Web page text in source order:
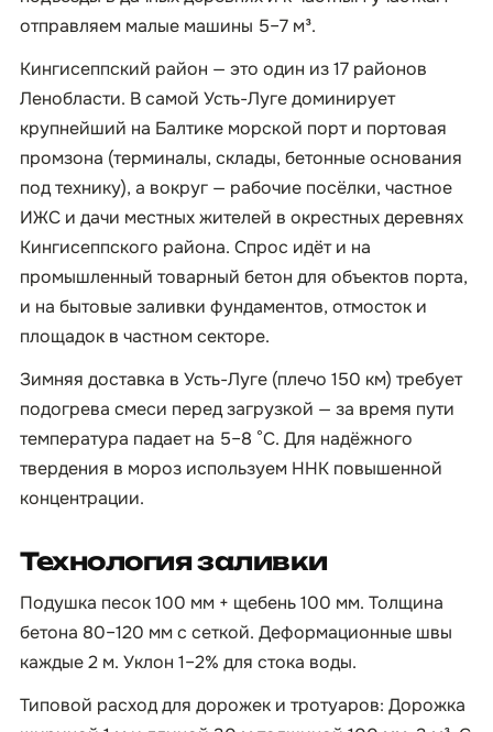
отправляем малые машины 5–7 м³.
Кингисеппский район — это один из 17 районов
Ленобласти. В самой Усть-Луге доминирует
крупнейший на Балтике морской порт и портовая
промзона (терминалы, склады, бетонные основания
под технику), а вокруг — рабочие посёлки, частное
ИЖС и дачи местных жителей в окрестных деревнях
Кингисеппского района. Спрос идёт и на
промышленный товарный бетон для объектов порта,
и на бытовые заливки фундаментов, отмосток и
площадок в частном секторе.
Зимняя доставка в Усть-Луге (плечо 150 км) требует
подогрева смеси перед загрузкой — за время пути
температура падает на 5–8 °C. Для надёжного
твердения в мороз используем ННК повышенной
концентрации.
Технология заливки
Подушка песок 100 мм + щебень 100 мм. Толщина
бетона 80–120 мм с сеткой. Деформационные швы
каждые 2 м. Уклон 1–2% для стока воды.
Типовой расход для дорожек и тротуаров: Дорожка